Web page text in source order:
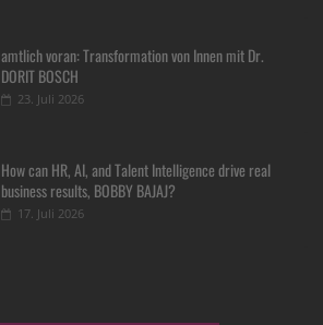
amtlich voran: Transformation von Innen mit Dr.
DORIT BOSCH
23. Juli 2026
How can HR, AI, and Talent Intelligence drive real
business results, BOBBY BAJAJ?
17. Juli 2026